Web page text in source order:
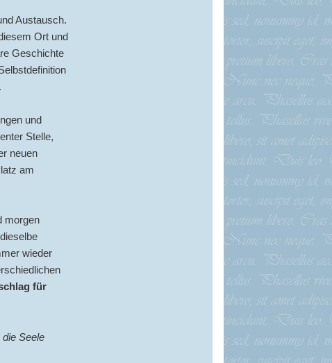
Austausch.
Ort und
Geschichte
und
Stelle,
neuen
am
morgen
wieder
für
die Seele